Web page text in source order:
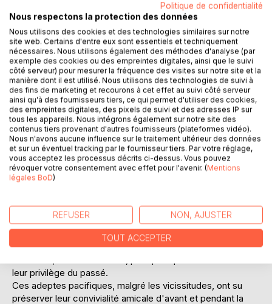
DESCRIPTION
De l'insouciance d'une enfance qui baignait dans un esprit
d'amitié, de camaraderie et de fraternité malgré leur
différence ethnique ou sociale jusqu'au jour où, âgés à
peine de douze ans, ils assistèrent au début des horribles
tueries entre les deux communautés.
A l'âge adulte, c'est l'affrontement des idées et des armes
entre ceux-là mêmes qui étaient, quelques années plus tôt,
unis comme les doigts du même main.
Les atrocités de la guerre allaient crescendo, quelques-
uns choisirent de défendre l'une ou l'autre cause, parfois
Malgré cette guerre, un grand nombre d'entre eux ne
renonceront pas pour autant à leur amitié ni à l'amour,
espérant vivre ensembles,retrouver leur dignité pour les
uns, continuer à vivre pour les autres, dans le pays qui les a
leur privilège du passé.
Ces adeptes pacifiques, malgré les vicissitudes, ont su
préserver leur convivialité amicale d'avant et pendant la
Politique de confidentialité
Nous respectons la protection des données
Nous utilisons des cookies et des technologies similaires sur notre
site web. Certains d'entre eux sont essentiels et techniquement
nécessaires. Nous utilisons également des méthodes d'analyse (par
exemple des cookies ou des empreintes digitales, ainsi que le suivi
côté serveur) pour mesurer la fréquence des visites sur notre site et la
manière dont il est utilisé. Nous utilisons des technologies de suivi à
des fins de marketing et recourons à cet effet au suivi côté serveur
ainsi qu'à des fournisseurs tiers, ce qui permet d'utiliser des cookies,
des empreintes digitales, des pixels de suivi et des adresses IP sur
tous les appareils. Nous intégrons également sur notre site des
contenus tiers provenant d'autres fournisseurs (plateformes vidéo).
Nous n'avons aucune influence sur le traitement ultérieur des données
et sur un éventuel tracking par le fournisseur tiers. Par votre réglage,
vous acceptez les processus décrits ci-dessus. Vous pouvez
révoquer votre consentement avec effet pour l'avenir. (Mentions
légales BoD)
REFUSER NON, AJUSTER
TOUT ACCEPTER